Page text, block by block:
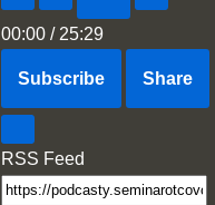
00:00 / 25:29
Subscribe Share
RSS Feed